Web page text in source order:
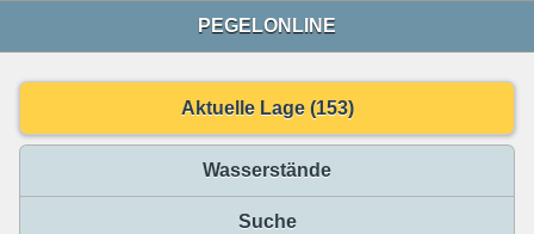
PEGELONLINE
Aktuelle Lage (153)
Wasserstände
Suche